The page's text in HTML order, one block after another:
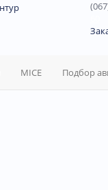
MICE Подбор